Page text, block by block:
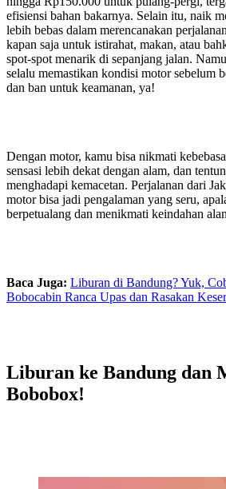
efisiensi bahan bakarnya. Selain itu, naik
lebih bebas dalam merencanakan
kapan saja untuk istirahat, makan, atau
spot-spot menarik di sepanjang jalan.
selalu memastikan kondisi motor sebelum
dan ban untuk keamanan, ya!
Dengan motor, kamu bisa nikmati
sensasi lebih dekat dengan alam, dan
menghadapi kemacetan. Perjalanan dari
motor bisa jadi pengalaman yang seru,
berpetualang dan menikmati keindahan
Baca Juga: Liburan di Bandung? Yuk,
Bobocabin Ranca Upas dan Rasakan
Liburan ke Bandung dan
Bobobox!